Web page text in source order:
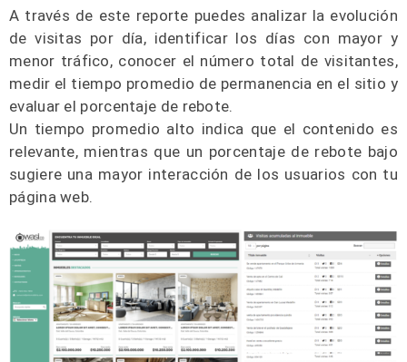
A través de este reporte puedes analizar la evolución
de visitas por día, identificar los días con mayor y
menor tráfico, conocer el número total de visitantes,
medir el tiempo promedio de permanencia en el sitio y
evaluar el porcentaje de rebote.
Un tiempo promedio alto indica que el contenido es
relevante, mientras que un porcentaje de rebote bajo
sugiere una mayor interacción de los usuarios con tu
página web.